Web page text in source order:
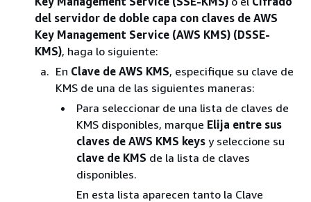
del servidor de doble capa con claves de AWS
Key Management Service (AWS KMS) (DSSE-
KMS), haga lo siguiente:
En Clave de AWS KMS, especifique su clave de
KMS de una de las siguientes maneras:
Para seleccionar de una lista de claves de
KMS disponibles, marque Elija entre sus
claves de AWS KMS keys y seleccione su
clave de KMS de la lista de claves
disponibles.
En esta lista aparecen tanto la Clave